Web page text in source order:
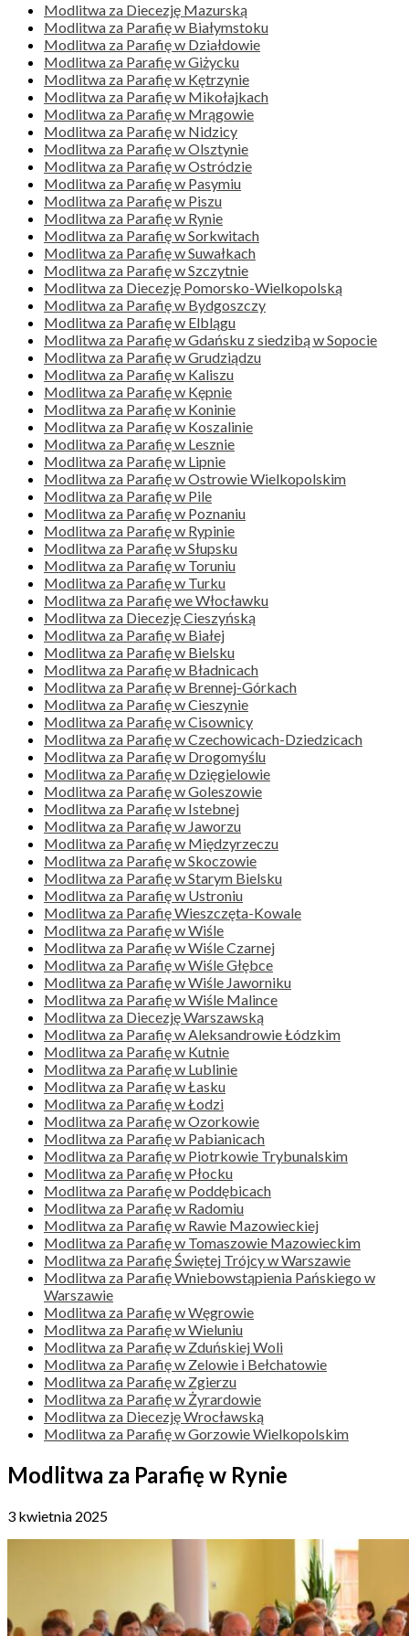
Modlitwa za Diecezję Mazurską
Modlitwa za Parafię w Białymstoku
Modlitwa za Parafię w Działdowie
Modlitwa za Parafię w Giżycku
Modlitwa za Parafię w Kętrzynie
Modlitwa za Parafię w Mikołajkach
Modlitwa za Parafię w Mrągowie
Modlitwa za Parafię w Nidzicy
Modlitwa za Parafię w Olsztynie
Modlitwa za Parafię w Ostródzie
Modlitwa za Parafię w Pasymiu
Modlitwa za Parafię w Piszu
Modlitwa za Parafię w Rynie
Modlitwa za Parafię w Sorkwitach
Modlitwa za Parafię w Suwałkach
Modlitwa za Parafię w Szczytnie
Modlitwa za Diecezję Pomorsko-Wielkopolską
Modlitwa za Parafię w Bydgoszczy
Modlitwa za Parafię w Elblągu
Modlitwa za Parafię w Gdańsku z siedzibą w Sopocie
Modlitwa za Parafię w Grudziądzu
Modlitwa za Parafię w Kaliszu
Modlitwa za Parafię w Kępnie
Modlitwa za Parafię w Koninie
Modlitwa za Parafię w Koszalinie
Modlitwa za Parafię w Lesznie
Modlitwa za Parafię w Lipnie
Modlitwa za Parafię w Ostrowie Wielkopolskim
Modlitwa za Parafię w Pile
Modlitwa za Parafię w Poznaniu
Modlitwa za Parafię w Rypinie
Modlitwa za Parafię w Słupsku
Modlitwa za Parafię w Toruniu
Modlitwa za Parafię w Turku
Modlitwa za Parafię we Włocławku
Modlitwa za Diecezję Cieszyńską
Modlitwa za Parafię w Białej
Modlitwa za Parafię w Bielsku
Modlitwa za Parafię w Bładnicach
Modlitwa za Parafię w Brennej-Górkach
Modlitwa za Parafię w Cieszynie
Modlitwa za Parafię w Cisownicy
Modlitwa za Parafię w Czechowicach-Dziedzicach
Modlitwa za Parafię w Drogomyślu
Modlitwa za Parafię w Dzięgielowie
Modlitwa za Parafię w Goleszowie
Modlitwa za Parafię w Istebnej
Modlitwa za Parafię w Jaworzu
Modlitwa za Parafię w Międzyrzeczu
Modlitwa za Parafię w Skoczowie
Modlitwa za Parafię w Starym Bielsku
Modlitwa za Parafię w Ustroniu
Modlitwa za Parafię Wieszczęta-Kowale
Modlitwa za Parafię w Wiśle
Modlitwa za Parafię w Wiśle Czarnej
Modlitwa za Parafię w Wiśle Głębce
Modlitwa za Parafię w Wiśle Jaworniku
Modlitwa za Parafię w Wiśle Malince
Modlitwa za Diecezję Warszawską
Modlitwa za Parafię w Aleksandrowie Łódzkim
Modlitwa za Parafię w Kutnie
Modlitwa za Parafię w Lublinie
Modlitwa za Parafię w Łasku
Modlitwa za Parafię w Łodzi
Modlitwa za Parafię w Ozorkowie
Modlitwa za Parafię w Pabianicach
Modlitwa za Parafię w Piotrkowie Trybunalskim
Modlitwa za Parafię w Płocku
Modlitwa za Parafię w Poddębicach
Modlitwa za Parafię w Radomiu
Modlitwa za Parafię w Rawie Mazowieckiej
Modlitwa za Parafię w Tomaszowie Mazowieckim
Modlitwa za Parafię Świętej Trójcy w Warszawie
Modlitwa za Parafię Wniebowstąpienia Pańskiego w
Warszawie
Modlitwa za Parafię w Węgrowie
Modlitwa za Parafię w Wieluniu
Modlitwa za Parafię w Zduńskiej Woli
Modlitwa za Parafię w Zelowie i Bełchatowie
Modlitwa za Parafię w Zgierzu
Modlitwa za Parafię w Żyrardowie
Modlitwa za Diecezję Wrocławską
Modlitwa za Parafię w Gorzowie Wielkopolskim
Modlitwa za Parafię w Rynie
3 kwietnia 2025